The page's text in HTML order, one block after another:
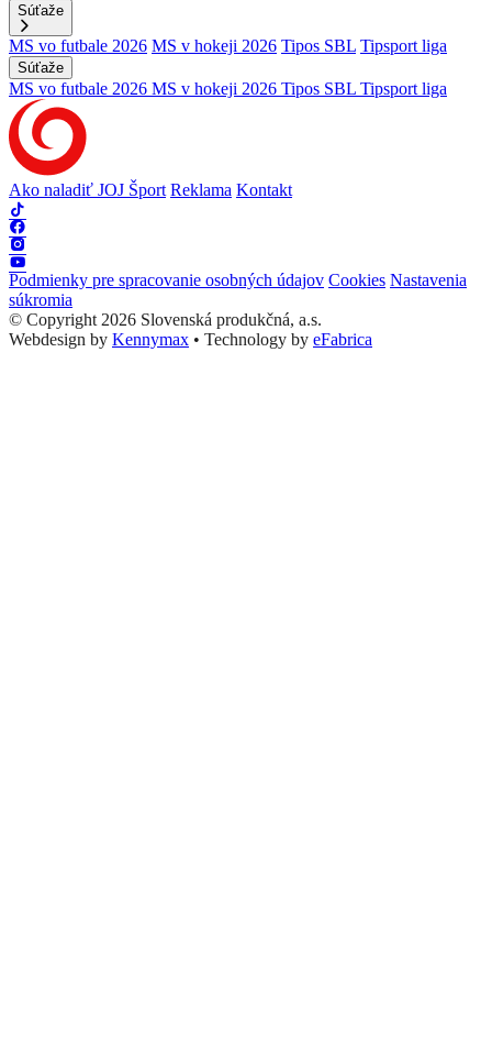
Súťaže
MS vo futbale 2026 MS v hokeji 2026 Tipos SBL Tipsport liga
Súťaže
MS vo futbale 2026 MS v hokeji 2026 Tipos SBL Tipsport liga
Ako naladiť JOJ Šport Reklama Kontakt
Podmienky pre spracovanie osobných údajov Cookies Nastavenia
súkromia
© Copyright 2026 Slovenská produkčná, a.s.
Webdesign by Kennymax • Technology by eFabrica